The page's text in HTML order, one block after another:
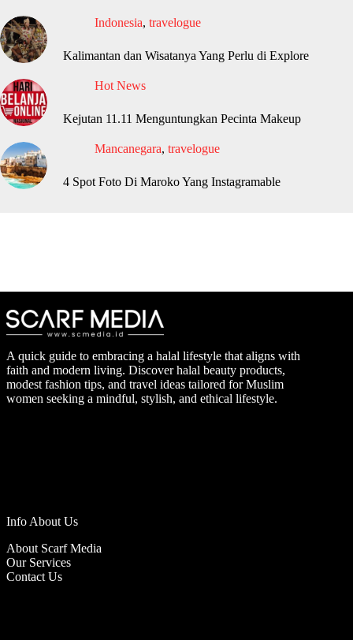
Indonesia, travelogue
Kalimantan dan Wisatanya Yang Perlu di Explore
Hot News
Kejutan 11.11 Menguntungkan Pecinta Makeup
Mancanegara, travelogue
4 Spot Foto Di Maroko Yang Instagramable
A quick guide to embracing a halal lifestyle that aligns with
faith and modern living. Discover halal beauty products,
modest fashion tips, and travel ideas tailored for Muslim
women seeking a mindful, stylish, and ethical lifestyle.
Info About Us
About Scarf Media
Our Services
Contact Us